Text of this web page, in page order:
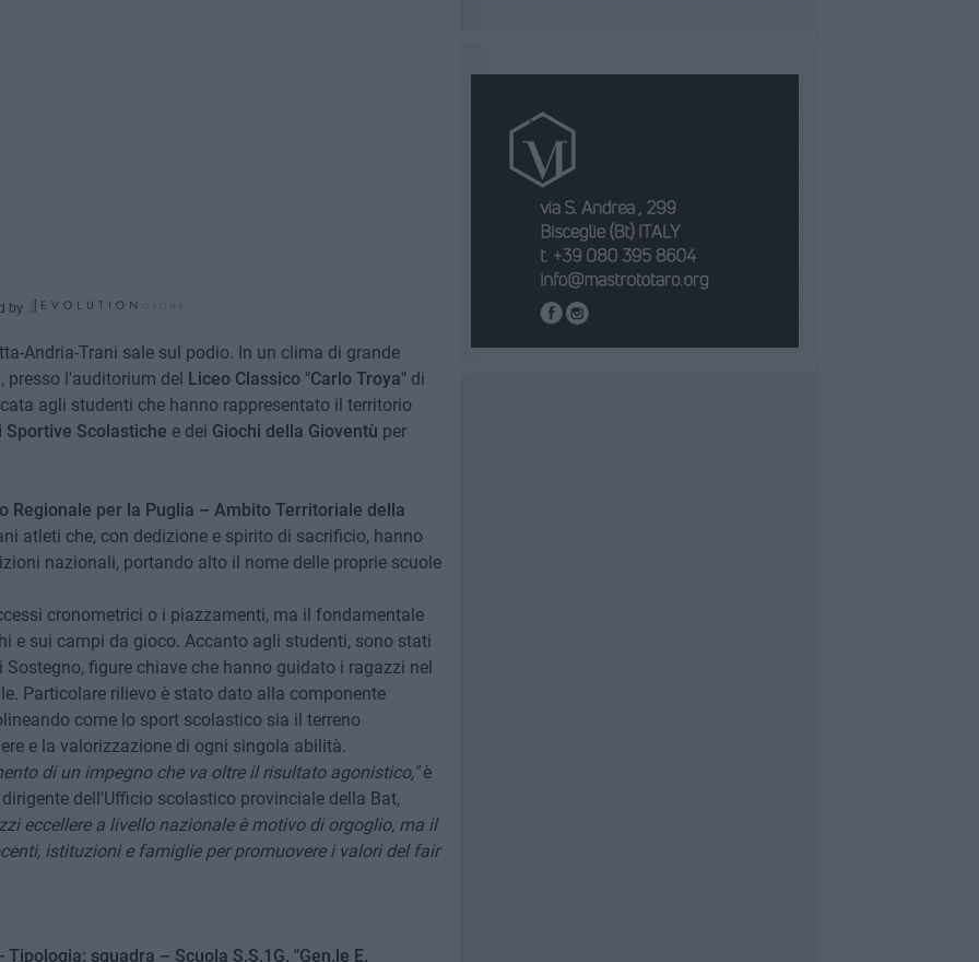
by
Andria-Trani sale sul podio. In un clima di grande
presso l'auditorium del Liceo Classico "Carlo Troya"di
agli studenti che hanno rappresentato il territorio
Scolastiche e dei Giochi della Gioventù per
Regionale per la Puglia – Ambito Territoriale della
atleti che, con dedizione e spirito di sacrificio, hanno
nazionali, portando alto il nome delle proprie scuole
cronometrici o i piazzamenti, ma il fondamentale
e sui campi da gioco. Accanto agli studenti, sono stati
figure chiave che hanno guidato i ragazzi nel
Particolare rilievo è stato dato alla componente
come lo sport scolastico sia il terreno
e la valorizzazione di ogni singola abilità.
di un impegno che va oltre il risultato agonistico,"è
dell'Ufficio scolastico provinciale della Bat,
eccellere a livello nazionale è motivo di orgoglio, ma il
istituzioni e famiglie per promuovere i valori del fair
Tipologia: squadra – Scuola S.S.1G. "Gen.le E.